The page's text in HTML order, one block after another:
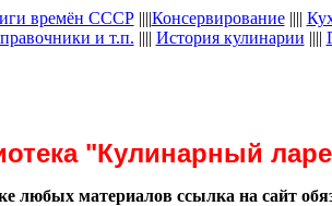
времён СССР||||Консервирование||||
и т.п. |||| История кулинарии ||||
"Кулинарный
любых материалов ссылка на сайт